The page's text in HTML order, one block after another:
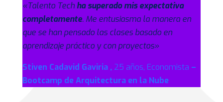
«Talento Tech ha superado mis expectativa
completamente. Me entusiasma la manera en
que se han pensado las clases basado en
aprendizaje práctico y con proyectos»
Stiven Cadavid Gaviria , 25 años, Economista –
Bootcamp de Arquitectura en la Nube